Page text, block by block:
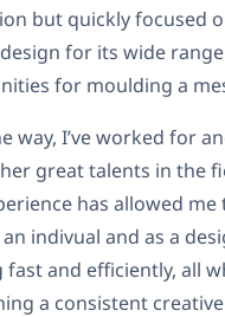
but quickly focused
for its wide
for moulding a
way, I’ve worked for
great talents in the
has allowed me
indivual and as a
fast and efficiently, all
a consistent